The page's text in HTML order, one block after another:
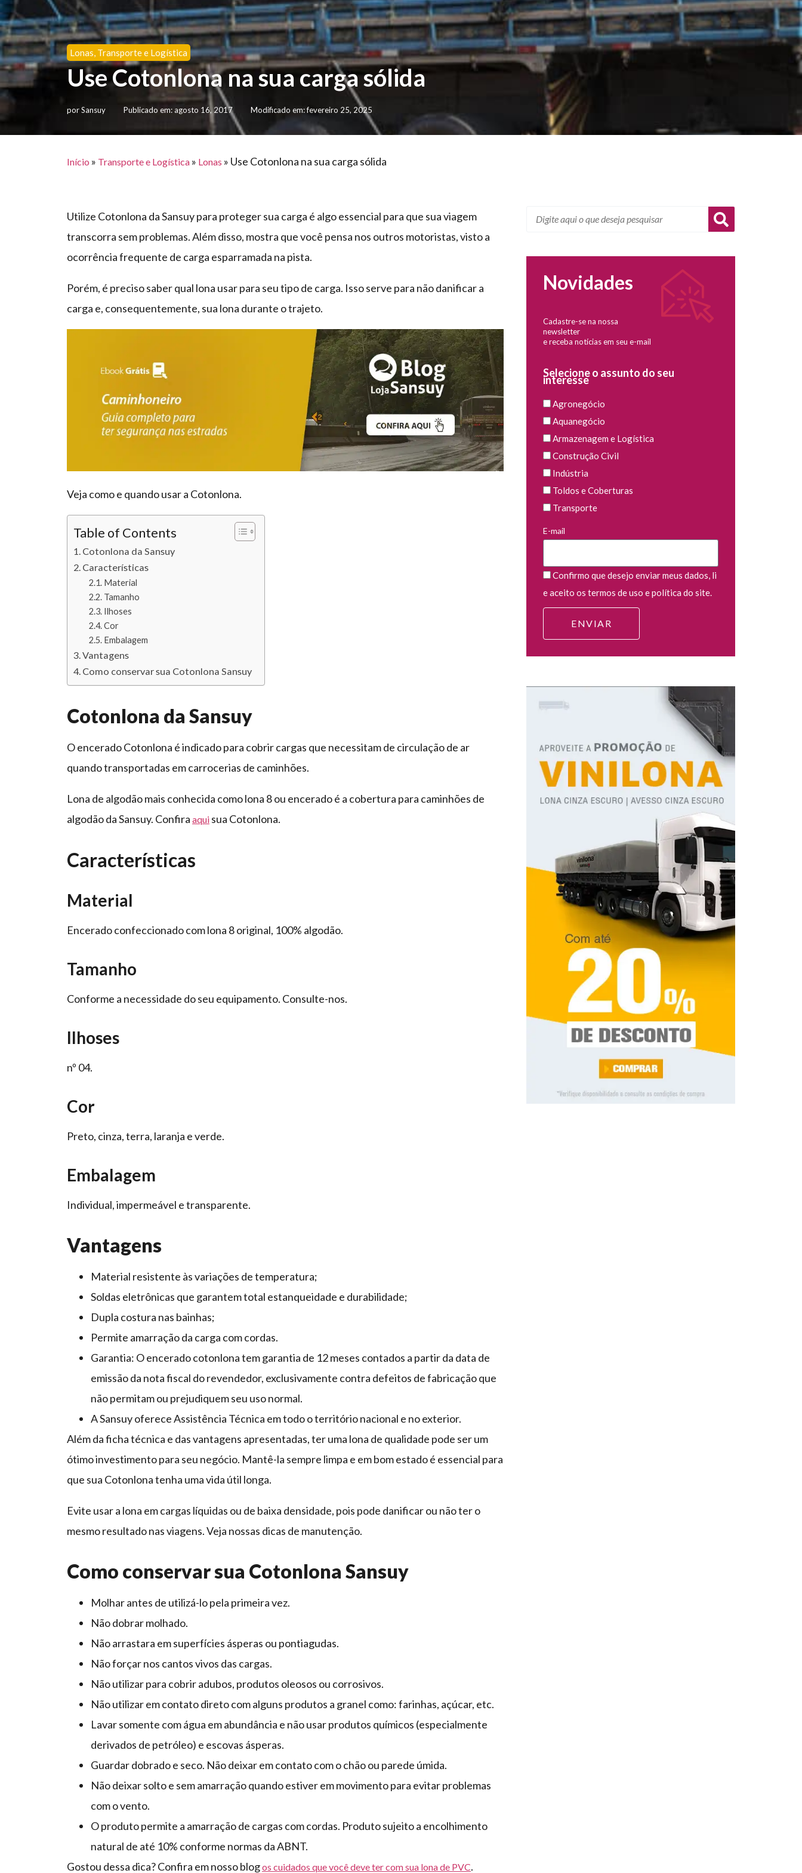
Lonas, Transporte e Logística
Use Cotonlona na sua carga sólida
porSansuy Publicado em:agosto 16, 2017 Modificado em: fevereiro 25, 2025
Início » Transporte e Logística » Lonas » Use Cotonlona na sua carga sólida
Utilize Cotonlona da Sansuy para proteger sua carga é algo essencial para que sua viagem
transcorra sem problemas. Além disso, mostra que você pensa nos outros motoristas, visto a
ocorrência frequente de carga esparramada na pista.
Porém, é preciso saber qual lona usar para seu tipo de carga. Isso serve para não danificar a
carga e, consequentemente, sua lona durante o trajeto.
Veja como e quando usar a Cotonlona.
Table of Contents
Cotonlona da Sansuy
Características
Material
Tamanho
Ilhoses
Cor
Embalagem
Vantagens
Como conservar sua Cotonlona Sansuy
Cotonlona da Sansuy
O encerado Cotonlona é indicado para cobrir cargas que necessitam de circulação de ar
quando transportadas em carrocerias de caminhões.
Lona de algodão mais conhecida como lona 8 ou encerado é a cobertura para caminhões de
algodão da Sansuy. Confira aqui sua Cotonlona.
Características
Material
Encerado confeccionado com lona 8 original, 100% algodão.
Tamanho
Conforme a necessidade do seu equipamento. Consulte-nos.
Ilhoses
nº 04.
Cor
Preto, cinza, terra, laranja e verde.
Embalagem
Individual, impermeável e transparente.
Vantagens
Material resistente às variações de temperatura;
Soldas eletrônicas que garantem total estanqueidade e durabilidade;
Dupla costura nas bainhas;
Permite amarração da carga com cordas.
Garantia: O encerado cotonlona tem garantia de 12 meses contados a partir da data de
emissão da nota fiscal do revendedor, exclusivamente contra defeitos de fabricação que
não permitam ou prejudiquem seu uso normal.
A Sansuy oferece Assistência Técnica em todo o território nacional e no exterior.
Além da ficha técnica e das vantagens apresentadas, ter uma lona de qualidade pode ser um
ótimo investimento para seu negócio. Mantê-la sempre limpa e em bom estado é essencial para
que sua Cotonlona tenha uma vida útil longa.
Evite usar a lona em cargas líquidas ou de baixa densidade, pois pode danificar ou não ter o
mesmo resultado nas viagens. Veja nossas dicas de manutenção.
Como conservar sua Cotonlona Sansuy
Molhar antes de utilizá-lo pela primeira vez.
Não dobrar molhado.
Não arrastara em superfícies ásperas ou pontiagudas.
Não forçar nos cantos vivos das cargas.
Não utilizar para cobrir adubos, produtos oleosos ou corrosivos.
Não utilizar em contato direto com alguns produtos a granel como: farinhas, açúcar, etc.
Lavar somente com água em abundância e não usar produtos químicos (especialmente
derivados de petróleo) e escovas ásperas.
Guardar dobrado e seco. Não deixar em contato com o chão ou parede úmida.
Não deixar solto e sem amarração quando estiver em movimento para evitar problemas
com o vento.
O produto permite a amarração de cargas com cordas. Produto sujeito a encolhimento
natural de até 10% conforme normas da ABNT.
Gostou dessa dica? Confira em nosso blogos cuidados que você deve ter com sua lona de PVC.
Novidades
Cadastre-se na nossa
newsletter
e receba notícias em seu e-mail
Selecione o assunto do seu
interesse
Agronegócio
Aquanegócio
Armazenagem e Logística
Construção Civil
Indústria
Toldos e Coberturas
Transporte
E-mail
Confirmo que desejo enviar meus dados, li
e aceito os termos de uso e política do site.